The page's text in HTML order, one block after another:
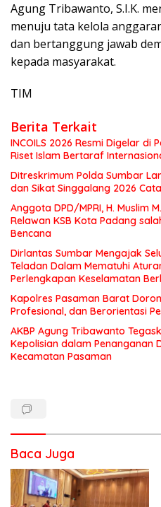
Agung Tribawanto, S.I.K.
menuju tata kelola
dan bertanggung jawab
kepada masyarakat.
TIM
Berita Terkait
INCOILS 2026 Resmi Digelar di
Riset Islam Bertaraf
Ditreskrimum Polda Sumbar
dan Sikat Singgalang 2026
Anggota DPD/MPRI, H. Muslim
Relawan KSB Kota Padang
Bencana
Dirlantas Sumbar Mengajak
Teladan Dalam Mematuhi
Perlengkapan Keselamatan
Kapolres Pasaman Barat
Profesional, dan Berorientasi
AKBP Agung Tribawanto
Kepolisian dalam Penanganan
Kecamatan Pasaman
Baca Juga